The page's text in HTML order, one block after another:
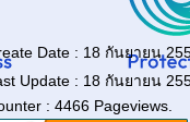
Date : 18 กันยายน
Update : 18 กันยายน
: 4466 Pageviews.